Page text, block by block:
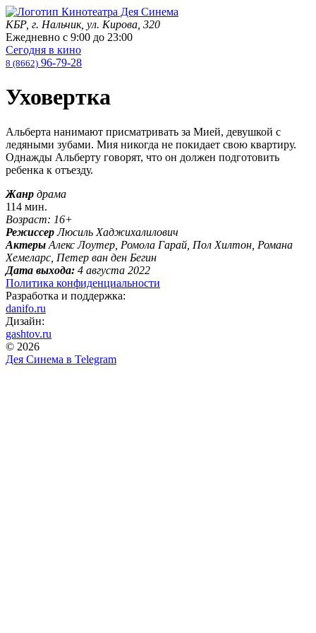
КБР, г. Нальчик, ул. Кирова, 320
Ежедневно с 9:00 до 23:00
Сегодня в кино
8 (8662) 96-79-28
Уховертка
Альберта нанимают присматривать за Мией, девушкой с
ледяными зубами. Мия никогда не покидает свою квартиру.
Однажды Альберту говорят, что он должен подготовить
ребенка к отъезду.
Жанр драма
114 мин.
Возраст: 16+
Режиссер Люсиль Хаджихалилович
Актеры Алекс Лоутер, Ромола Гарай, Пол Хилтон, Романа
Хемеларс, Петер ван ден Бегин
Дата выхода: 4 августа 2022
Политика конфиденциальности
Разработка и поддержка:
danifo.ru
Дизайн:
gashtov.ru
© 2026
Дея Синема в Telegram